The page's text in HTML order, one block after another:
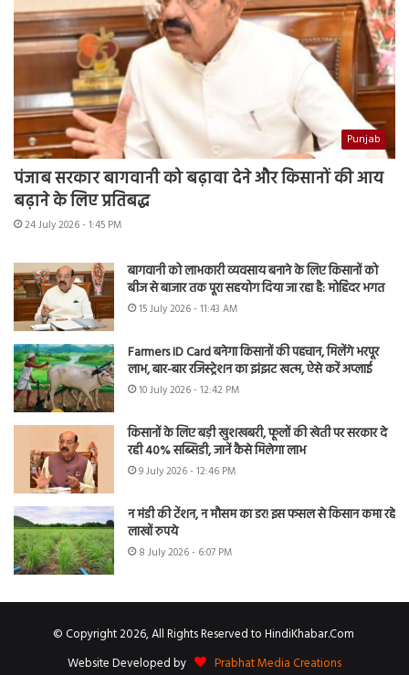
Punjab
पंजाब सरकार बागवानी को बढ़ावा देने और किसानों की आय
बढ़ाने के लिए प्रतिबद्ध
24 July 2026 - 1:45 PM
बागवानी को लाभकारी व्यवसाय बनाने के लिए किसानों को
बीज से बाजार तक पूरा सहयोग दिया जा रहा है: मोहिंदर भगत
15 July 2026 - 11:43 AM
Farmers ID Card बनेगा किसानों की पहचान, मिलेंगे भरपूर
लाभ, बार-बार रजिस्ट्रेशन का झंझट खत्म, ऐसे करें अप्लाई
10 July 2026 - 12:42 PM
किसानों के लिए बड़ी खुशखबरी, फूलों की खेती पर सरकार दे
रही 40% सब्सिडी, जानें कैसे मिलेगा लाभ
9 July 2026 - 12:46 PM
न मंडी की टेंशन, न मौसम का डर! इस फसल से किसान कमा रहे
लाखों रुपये
8 July 2026 - 6:07 PM
© Copyright 2026, All Rights Reserved to HindiKhabar.Com
Website Developed by
Prabhat Media Creations